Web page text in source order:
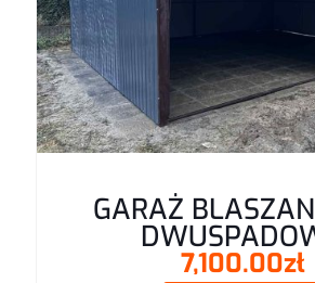
mail*
Zapamiętaj moje dane w tej
kolejnych komentarzy.
Proszę wpisać odpowiedź cyframi:
cztery × 4 =
GARAŻ
7,100.00zł